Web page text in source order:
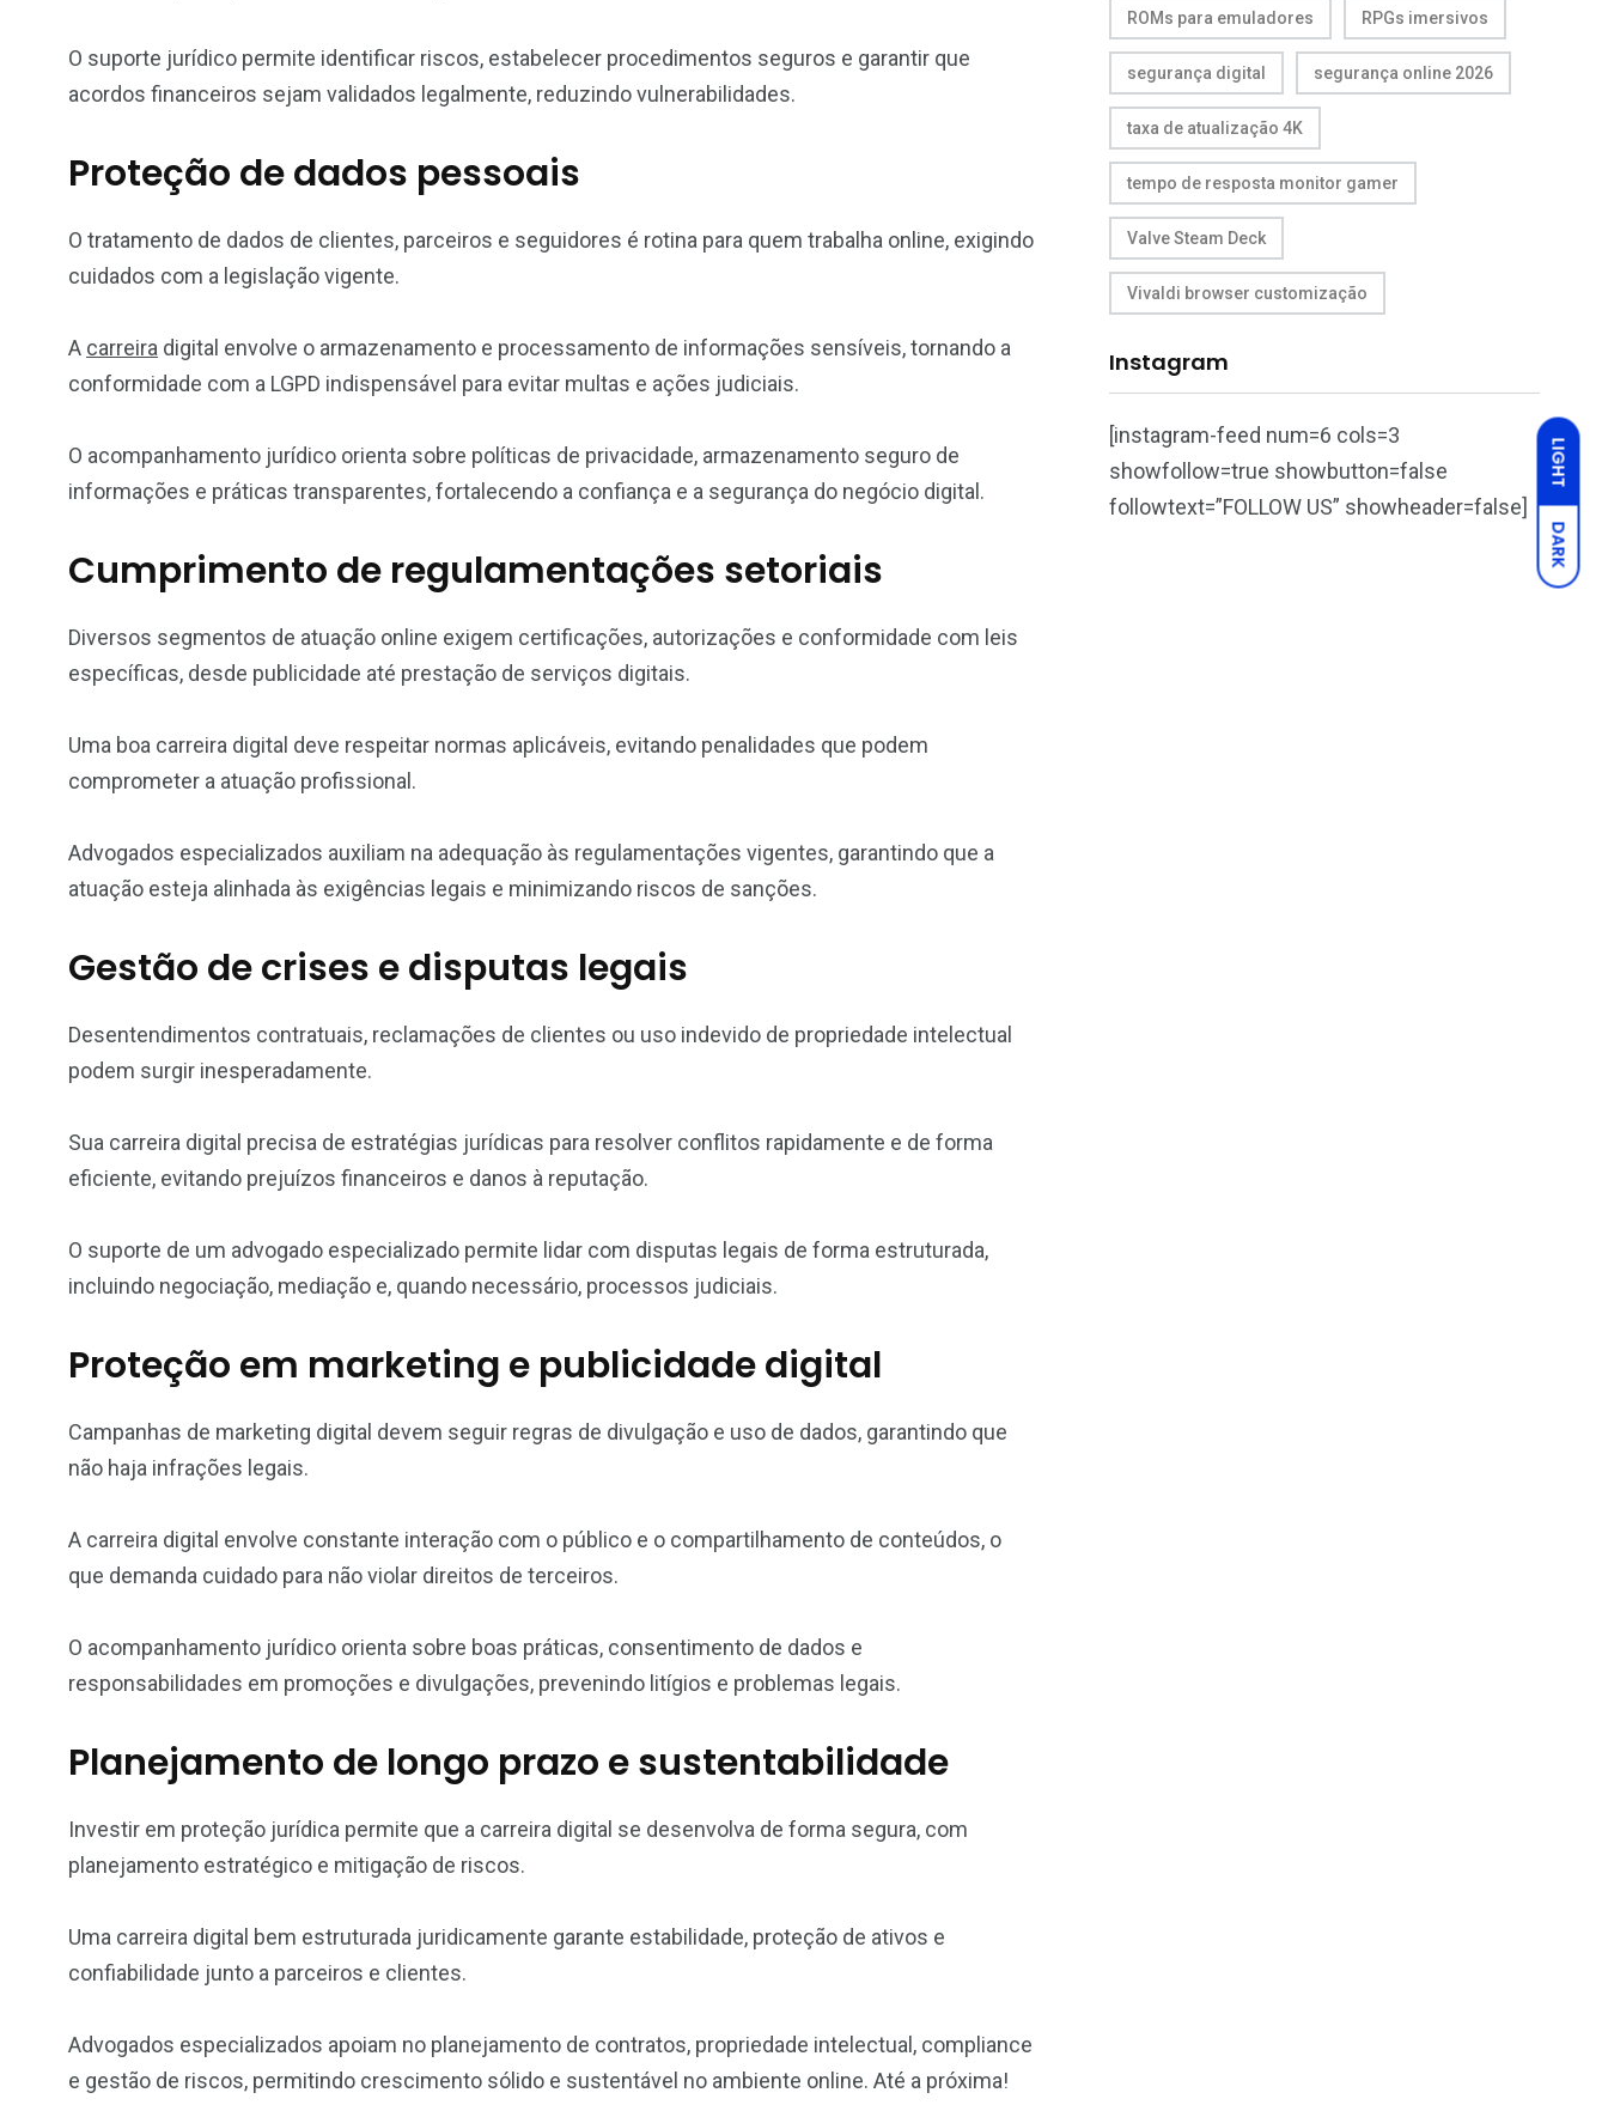
LIGHT
DARK
O suporte jurídico permite identificar riscos, estabelecer procedimentos seguros e garantir que
acordos financeiros sejam validados legalmente, reduzindo vulnerabilidades.
Proteção de dados pessoais
O tratamento de dados de clientes, parceiros e seguidores é rotina para quem trabalha online, exigindo
cuidados com a legislação vigente.
A carreira digital envolve o armazenamento e processamento de informações sensíveis, tornando a
conformidade com a LGPD indispensável para evitar multas e ações judiciais.
O acompanhamento jurídico orienta sobre políticas de privacidade, armazenamento seguro de
informações e práticas transparentes, fortalecendo a confiança e a segurança do negócio digital.
Cumprimento de regulamentações setoriais
Diversos segmentos de atuação online exigem certificações, autorizações e conformidade com leis
específicas, desde publicidade até prestação de serviços digitais.
Uma boa carreira digital deve respeitar normas aplicáveis, evitando penalidades que podem
comprometer a atuação profissional.
Advogados especializados auxiliam na adequação às regulamentações vigentes, garantindo que a
atuação esteja alinhada às exigências legais e minimizando riscos de sanções.
Gestão de crises e disputas legais
Desentendimentos contratuais, reclamações de clientes ou uso indevido de propriedade intelectual
podem surgir inesperadamente.
Sua carreira digital precisa de estratégias jurídicas para resolver conflitos rapidamente e de forma
eficiente, evitando prejuízos financeiros e danos à reputação.
O suporte de um advogado especializado permite lidar com disputas legais de forma estruturada,
incluindo negociação, mediação e, quando necessário, processos judiciais.
Proteção em marketing e publicidade digital
Campanhas de marketing digital devem seguir regras de divulgação e uso de dados, garantindo que
não haja infrações legais.
A carreira digital envolve constante interação com o público e o compartilhamento de conteúdos, o
que demanda cuidado para não violar direitos de terceiros.
O acompanhamento jurídico orienta sobre boas práticas, consentimento de dados e
responsabilidades em promoções e divulgações, prevenindo litígios e problemas legais.
Planejamento de longo prazo e sustentabilidade
Investir em proteção jurídica permite que a carreira digital se desenvolva de forma segura, com
planejamento estratégico e mitigação de riscos.
Uma carreira digital bem estruturada juridicamente garante estabilidade, proteção de ativos e
confiabilidade junto a parceiros e clientes.
Advogados especializados apoiam no planejamento de contratos, propriedade intelectual, compliance
e gestão de riscos, permitindo crescimento sólido e sustentável no ambiente online. Até a próxima!
ROMs para emuladores RPGs imersivos
segurança digital segurança online 2026
taxa de atualização 4K
tempo de resposta monitor gamer
Valve Steam Deck
Vivaldi browser customização
Instagram
[instagram-feed num=6 cols=3
showfollow=true showbutton=false
followtext=”FOLLOW US” showheader=false]